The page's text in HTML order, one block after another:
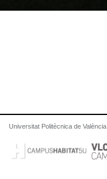
Universitat Politècnica de València